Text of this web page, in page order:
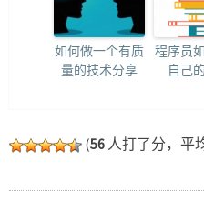
如何做一个有质
量的技术分享
程序员
自己
(56 人打了分，平